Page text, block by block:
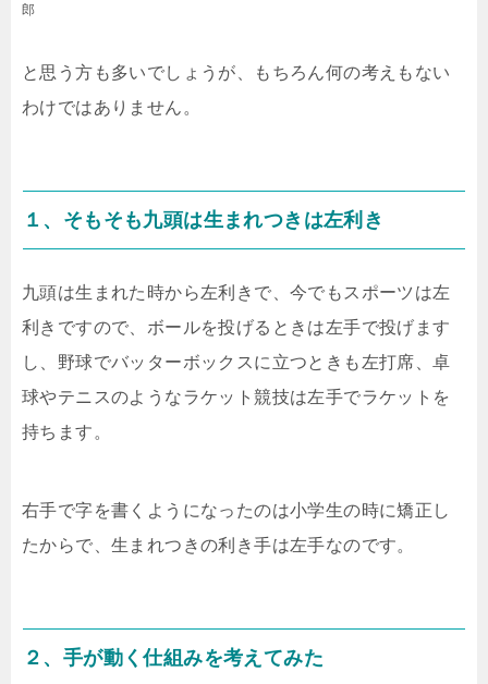
郎
と思う方も多いでしょうが、もちろん何の考えもない
わけではありません。
１、そもそも九頭は生まれつきは左利き
九頭は生まれた時から左利きで、今でもスポーツは左
利きですので、ボールを投げるときは左手で投げます
し、野球でバッターボックスに立つときも左打席、卓
球やテニスのようなラケット競技は左手でラケットを
持ちます。
右手で字を書くようになったのは小学生の時に矯正し
たからで、生まれつきの利き手は左手なのです。
２、手が動く仕組みを考えてみた